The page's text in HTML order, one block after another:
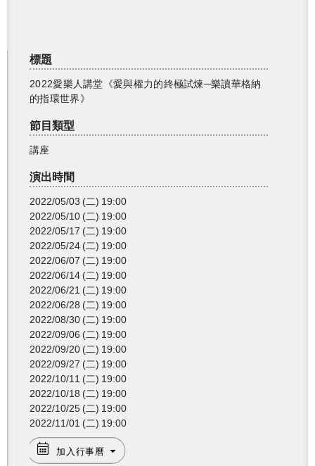
標題
2022愛樂人講堂《愛與權力的終極試煉─樂讀華格納
的指環世界》
節目類型
講座
演出時間
2022/05/03 (二) 19:00
2022/05/10 (二) 19:00
2022/05/17 (二) 19:00
2022/05/24 (二) 19:00
2022/06/07 (二) 19:00
2022/06/14 (二) 19:00
2022/06/21 (二) 19:00
2022/06/28 (二) 19:00
2022/08/30 (二) 19:00
2022/09/06 (二) 19:00
2022/09/20 (二) 19:00
2022/09/27 (二) 19:00
2022/10/11 (二) 19:00
2022/10/18 (二) 19:00
2022/10/25 (二) 19:00
2022/11/01 (二) 19:00
加入行事曆